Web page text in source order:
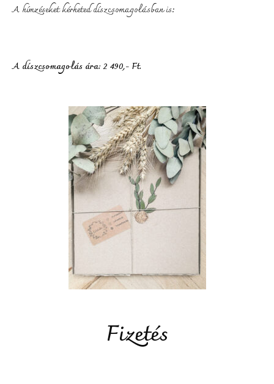
A hímzéseket kérheted díszcsomagolásban is:
A díszcsomagolás ára: 2 490,- Ft.
Fizetés